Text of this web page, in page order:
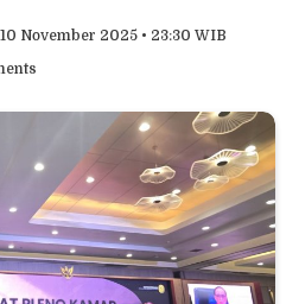
10 November 2025 • 23:30 WIB